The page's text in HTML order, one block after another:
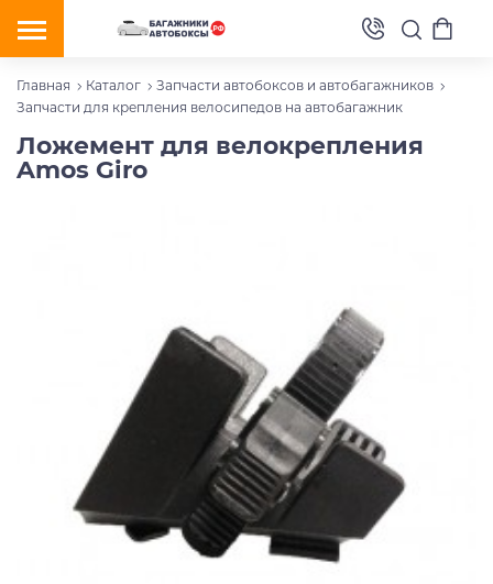
Главная Каталог
Запчасти автобоксов и автобагажников
Запчасти для крепления велосипедов на автобагажник
Ложемент для велокрепления
Amos Giro